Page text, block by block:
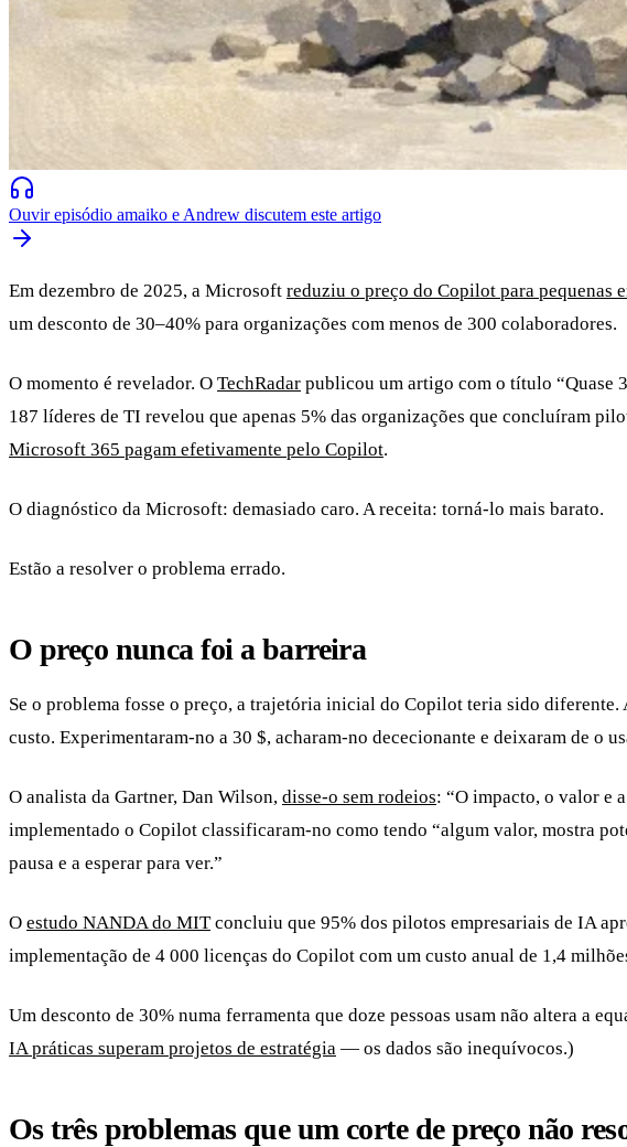
Ouvir episódio amaiko e Andrew discutem este artigo
Em dezembro de 2025, a Microsoft reduziu o preço do Copilot para pequenas
um desconto de 30–40% para organizações com menos de 300 colaboradores.
O momento é revelador. O TechRadar publicou um artigo com o título “Quase
187 líderes de TI revelou que apenas 5% das organizações que concluíram
Microsoft 365 pagam efetivamente pelo Copilot.
O diagnóstico da Microsoft: demasiado caro. A receita: torná-lo mais barato.
Estão a resolver o problema errado.
O preço nunca foi a barreira
Se o problema fosse o preço, a trajetória inicial do Copilot teria sido
custo. Experimentaram-no a 30 $, acharam-no dececionante e deixaram de o
O analista da Gartner, Dan Wilson, disse-o sem rodeios: “O impacto, o valor e
implementado o Copilot classificaram-no como tendo “algum valor, mostra
pausa e a esperar para ver.”
O estudo NANDA do MITconcluiu que 95% dos pilotos empresariais de IA
implementação de 4 000 licenças do Copilot com um custo anual de 1,4
Um desconto de 30% numa ferramenta que doze pessoas usam não altera a
IA práticas superam projetos de estratégia — os dados são inequívocos.)
Os três problemas que um corte de preço não